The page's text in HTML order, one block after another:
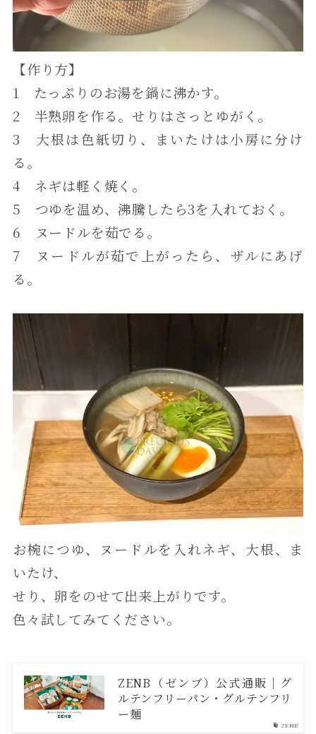
【作り方】
1 たっぷりのお湯を鍋に沸かす。
2 半熟卵を作る。せりはさっとゆがく。
3 大根は色紙切り、まいたけは小房に分け
る。
4 ネギは軽く焼く。
5 つゆを温め、沸騰したら3を入れておく。
6 ヌードルを茹でる。
7 ヌードルが茹で上がったら、ザルにあげ
る。
お椀につゆ、ヌードルを入れネギ、大根、ま
いたけ、
せり、卵をのせて出来上がりです。
色々試してみてください。
ZENB
ZENB（ゼンブ）公式通販｜グ
ルテンフリーパン・グルテンフリ
ー麺